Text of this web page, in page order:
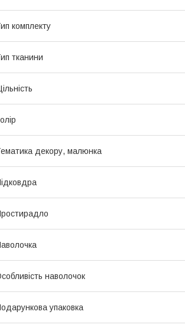
комплекту
тканини
декору, малюнка
наволочок
упаковка